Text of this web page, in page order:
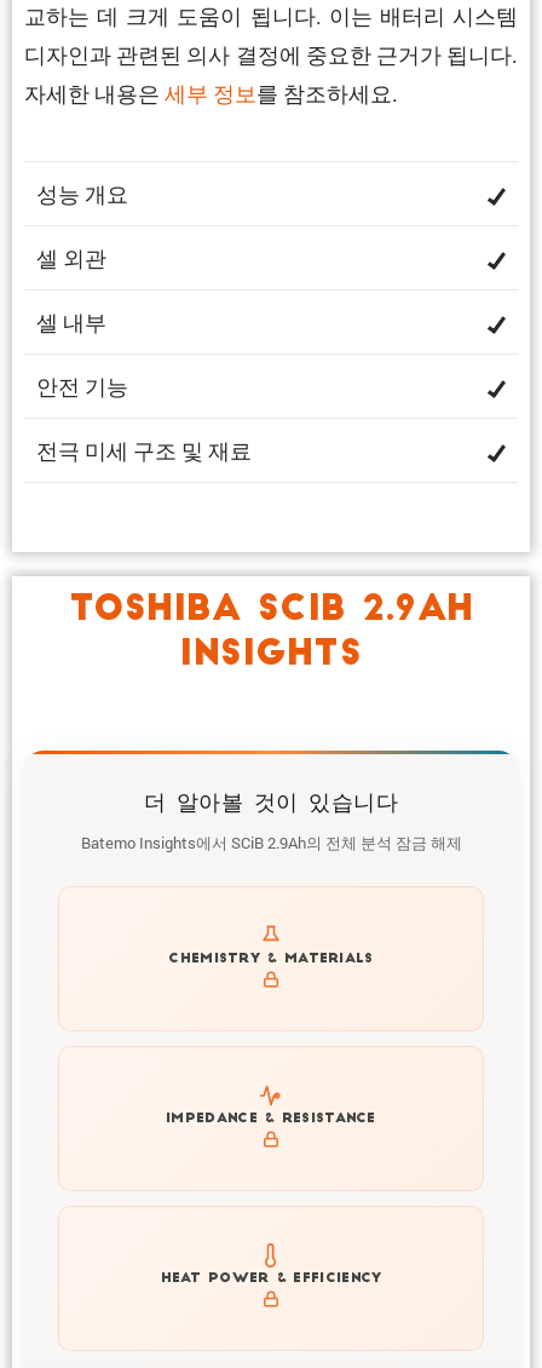
교하는 데 크게 도움이 됩니다. 이는 배터리 시스템
디자인과 관련된 의사 결정에 중요한 근거가 됩니다.
자세한 내용은 세부 정보를 참조하세요.
성능 개요
셀 외관
셀 내부
안전 기능
전극 미세 구조 및 재료
TOSHIBA SCIB 2.9AH
INSIGHTS
더 알아볼 것이 있습니다
Batemo Insights에서 SCiB 2.9Ah의 전체 분석 잠금 해제
CHEMISTRY & MATERIALS
Get to know active materials for the SCiB 2.9Ah
IMPEDANCE & RESISTANCE
Explore impedance spectrum and DCIR (SOC, T) of SCiB
2.9Ah
HEAT POWER & EFFICIENCY
Explore heat generation and cell efficiency at different
temperatures and powers of SCiB 2.9Ah